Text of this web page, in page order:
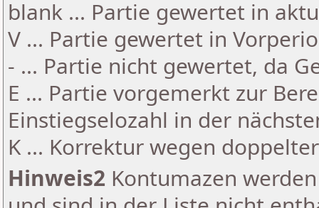
blank ... Partie gewertet in
V ... Partie gewertet in
- ... Partie nicht gewertet, da
E ... Partie vorgemerkt zur
Einstiegselozahl in der
K ... Korrektur wegen
Hinweis2 Kontumazen